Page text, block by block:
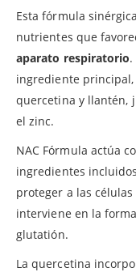
Esta fórmula
nutrientes que
aparato respiratorio.
ingrediente
quercetina y llantén,
el zinc.
NAC Fórmula actúa
ingredientes
proteger a las
interviene en la
glutatión.
La quercetina